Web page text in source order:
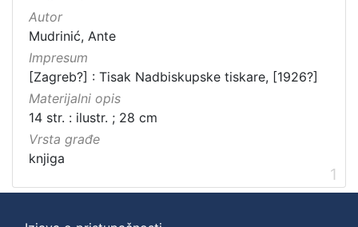
Autor
Mudrinić, Ante
Impresum
[Zagreb?] : Tisak Nadbiskupske tiskare, [1926?]
Materijalni opis
14 str. : ilustr. ; 28 cm
Vrsta građe
knjiga
1